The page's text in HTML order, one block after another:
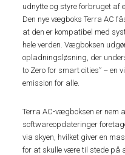
udnytte og styre forbruget af
Den nye vægboks Terra AC
at den er kompatibel med
hele verden. Vægboksen
opladningsløsning, der
to Zero for smart cities” – en
emission for alle.
Terra AC-vægboksen er nem
softwareopdateringer
via skyen, hvilket giver en
for at skulle være til stede på